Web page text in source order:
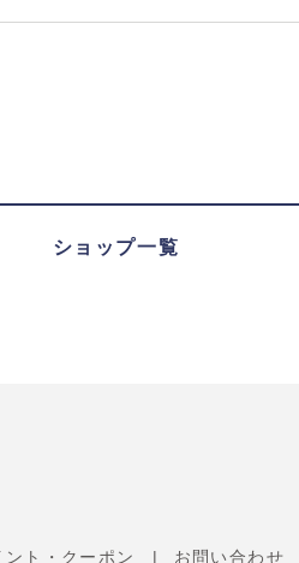
ショップ一覧
ント・クーポン お問い合わせ